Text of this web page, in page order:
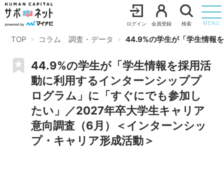
ログイン 会員登録 検索 MENU
TOP コラム 調査・データ 44.9%の学生が「学生情報
44.9%の学生が「学生情報を採用活
動に利用するインターンシッププ
ログラム」に「すぐにでも参加し
たい」／2027年卒大学生キャリア
意向調査（6月）＜インターンシッ
プ・キャリア形成活動＞